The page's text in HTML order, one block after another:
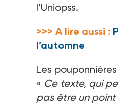
l’Uniopss.
>>> A lire aussi :
l’automne
Les
« Ce texte, qui
pas être un